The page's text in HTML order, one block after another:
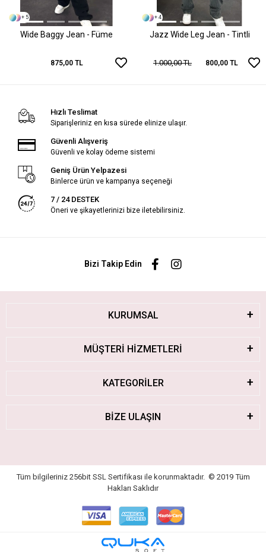
+ 5
Wide Baggy Jean - Füme
875,00 TL
+ 4
Jazz Wide Leg Jean - Tintli
1.000,00 TL 800,00 TL
Hızlı Teslimat
Siparişleriniz en kısa sürede elinize ulaşır.
Güvenli Alışveriş
Güvenli ve kolay ödeme sistemi
Geniş Ürün Yelpazesi
Binlerce ürün ve kampanya seçeneği
7 / 24 DESTEK
Öneri ve şikayetlerinizi bize iletebilirsiniz.
Bizi Takip Edin
KURUMSAL
MÜŞTERİ HİZMETLERİ
KATEGORİLER
BİZE ULAŞIN
Tüm bilgileriniz 256bit SSL Sertifikası ile korunmaktadır. © 2019 Tüm
Hakları Saklıdır